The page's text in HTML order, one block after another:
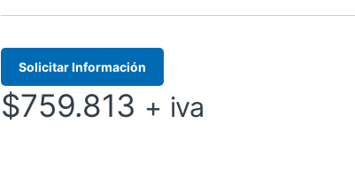
Solicitar Información
$759.813 + iva